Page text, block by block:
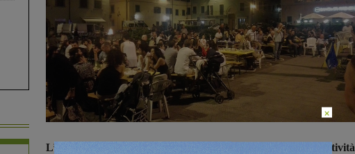
L’USD Fulgor Castelfranco ha festeggiato i suoi 50 anni di attività
×